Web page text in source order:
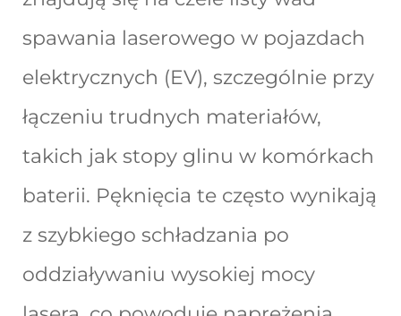
spawania laserowego w pojazdach
elektrycznych (EV), szczególnie przy
łączeniu trudnych materiałów,
takich jak stopy glinu w komórkach
baterii. Pęknięcia te często wynikają
z szybkiego schładzania po
oddziaływaniu wysokiej mocy